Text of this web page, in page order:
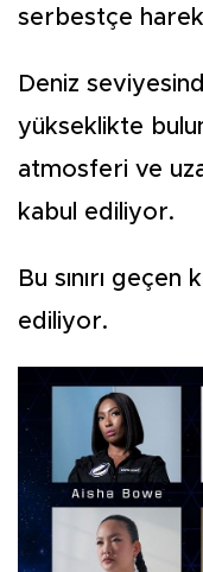
serbestçe
Deniz
yükseklikte
atmosferi ve
kabul ediliyor.
Bu sınırı
ediliyor.